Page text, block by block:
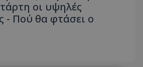
οι υψηλές
- Πού θα φτάσει ο